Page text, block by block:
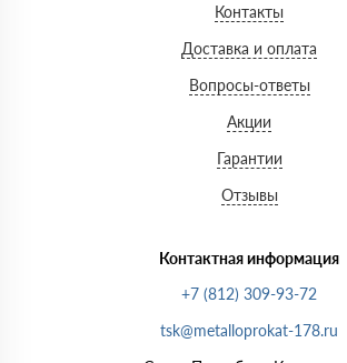
Контакты
Доставка и оплата
Вопросы-ответы
Акции
Гарантии
Отзывы
Контактная информация
+7 (812) 309-93-72
tsk@metalloprokat-178.ru